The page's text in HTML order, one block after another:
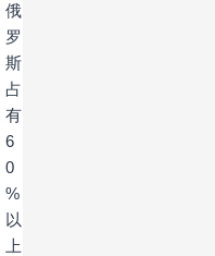
俄
罗
斯
占
有
6
0
%
以
上